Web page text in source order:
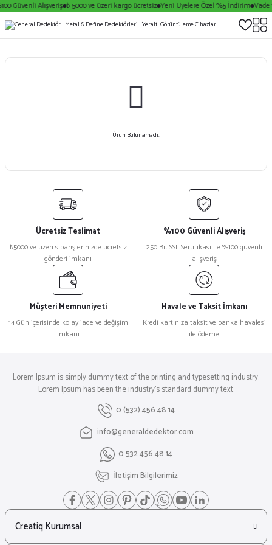
Güvenli Alışveriş ₺ 5000 ve üzeri kargo ücretsiz Yeni Üyelere Özel %5 İndirim Vade
Ürün Bulunamadı.
Ücretsiz Teslimat
₺5000 ve üzeri siparişlerinizde ücretsiz
gönderi imkanı
%100 Güvenli Alışveriş
250 Bit SSL Sertifikası ile %100 güvenli
alışveriş
Müşteri Memnuniyeti
14 Gün içerisinde kolay iade ve değişim
imkanı
Havale ve Taksit İmkanı
Kredi kartınıza taksit ve banka havalesi
ile ödeme
Lorem Ipsum is simply dummy text of the printing and typesetting industry.
Lorem Ipsum has been the industry's standard dummy text.
0 (532) 456 48 14
info@generaldedektor.com
0 532 456 48 14
İletişim Bilgilerimiz
Creatiq Kurumsal